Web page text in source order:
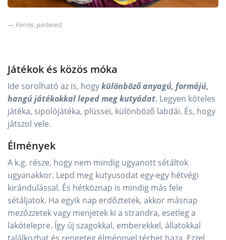
Forrás: pinterest
Játékok és közös móka
Ide sorolható az is, hogykülönböző anyagú, formájú,
hangú játékokkal leped meg kutyádat. Legyen köteles
játéka, sipolójátéka, plüssei, különböző labdái. És, hogy
játszol vele.
Élmények
A k.g. része, hogy nem mindig ugyanott sétáltok
ugyanakkor. Lepd meg kutyusodat egy-egy hétvégi
kirándulással. És hétköznap is mindig más fele
sétáljatok. Ha egyik nap erdőztetek, akkor másnap
mezőzzetek vagy menjetek ki a strandra, esetleg a
lakótelepre. Így új szagokkal, emberekkel, állatokkal